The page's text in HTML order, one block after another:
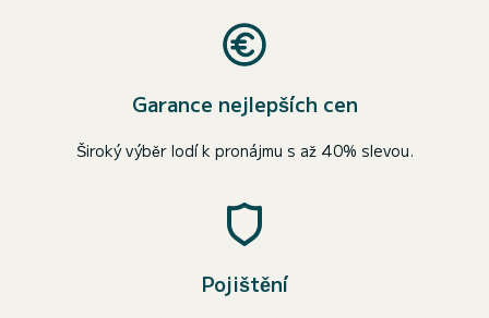
Garance nejlepších cen
Široký výběr lodí k pronájmu s až 40% slevou.
Pojištění